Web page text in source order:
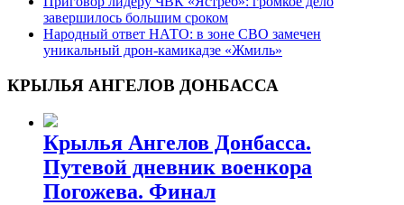
завершилось большим сроком
Народный ответ НАТО: в зоне СВО замечен
уникальный дрон-камикадзе «Жмиль»
КРЫЛЬЯ АНГЕЛОВ ДОНБАССА
Крылья Ангелов Донбасса.
Путевой дневник военкора
Погожева. Финал